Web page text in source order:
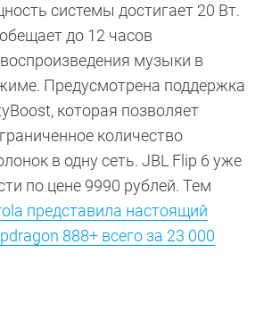
системы достигает 20 Вт.
до 12 часов
музыки в
Предусмотрена поддержка
которая позволяет
количество
в одну сеть. JBL Flip 6 уже
по цене 9990 рублей. Тем
представила настоящий
888+ всего за 23 000